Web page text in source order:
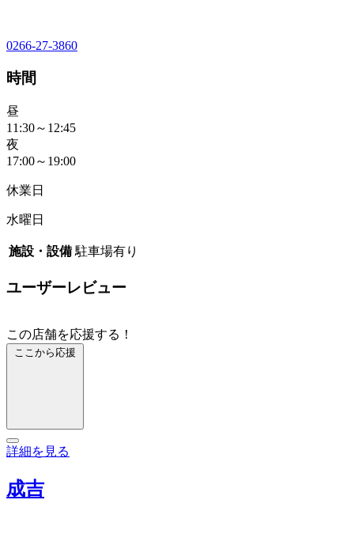
0266-27-3860
時間
昼
11:30～12:45
夜
17:00～19:00
休業日
水曜日
施設・設備 駐車場有り
ユーザーレビュー
この店舗を応援する！
ここから応援
詳細を見る
成吉